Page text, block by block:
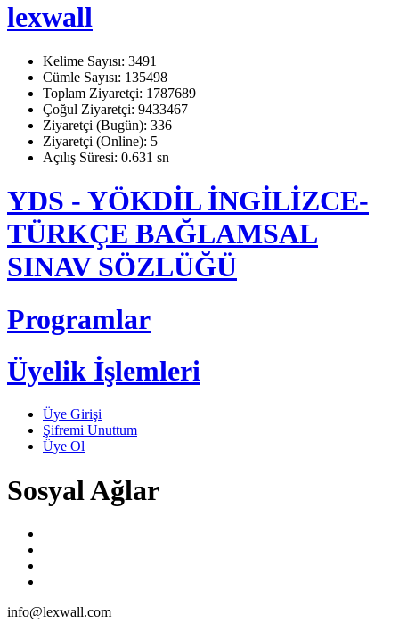
lexwall
Kelime Sayısı: 3491
Cümle Sayısı: 135498
Toplam Ziyaretçi: 1787689
Çoğul Ziyaretçi: 9433467
Ziyaretçi (Bugün): 336
Ziyaretçi (Online): 5
Açılış Süresi: 0.631 sn
YDS - YÖKDİL İNGİLİZCE-
TÜRKÇE BAĞLAMSAL
SINAV SÖZLÜĞÜ
Programlar
Üyelik İşlemleri
Üye Girişi
Şifremi Unuttum
Üye Ol
Sosyal Ağlar
info@lexwall.com